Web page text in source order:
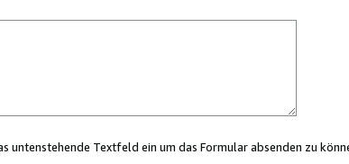
untenstehende Textfeld ein um das Formular absenden zu